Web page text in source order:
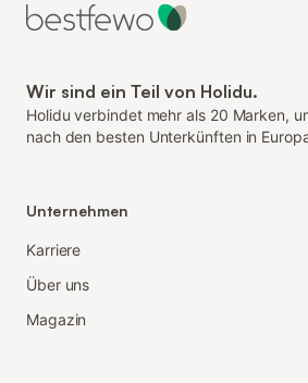
Wir sind ein Teil von Holidu.
Holidu verbindet mehr als 20 Marken,
nach den besten Unterkünften in
Unternehmen
Karriere
Über uns
Magazin